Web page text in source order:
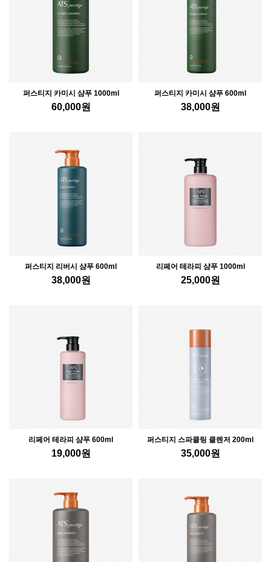
퍼스티지 카미시 샴푸 1000ml
60,000원
퍼스티지 카미시 샴푸 600ml
38,000원
퍼스티지 리버시 샴푸 600ml
38,000원
리페어 테라피 샴푸 1000ml
25,000원
리페어 테라피 샴푸 600ml
19,000원
퍼스티지 스파클링 클렌저 200ml
35,000원